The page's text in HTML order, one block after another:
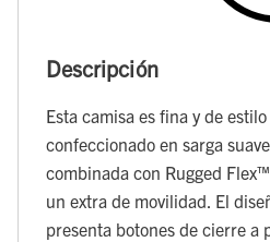
Descripción
Esta camisa es fina y de
confeccionado en sarga
combinada con Rugged
un extra de movilidad. El
presenta botones de cierre a